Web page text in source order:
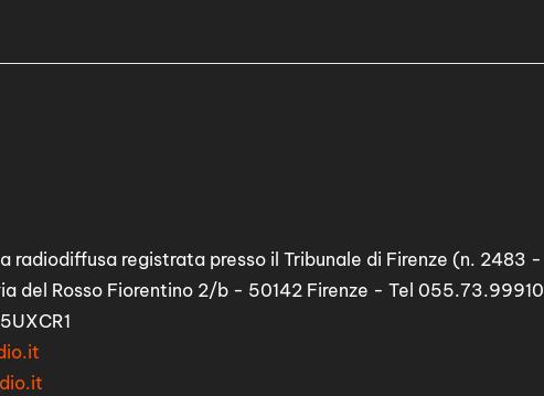
registrata presso il Tribunale di Firenze (n. 2483 -
del Rosso Fiorentino 2/b - 50142 Firenze - Tel 055.73.99910